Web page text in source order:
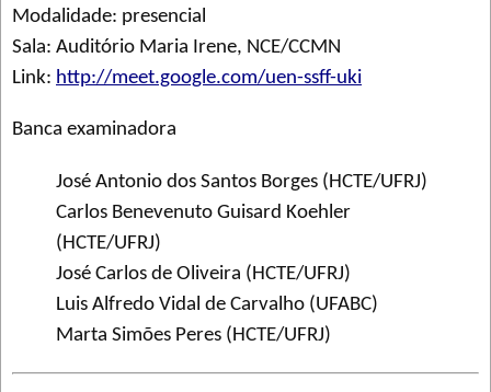
Modalidade: presencial
Sala: Auditório Maria Irene, NCE/CCMN
Link: http://meet.google.com/uen-ssff-uki
Banca examinadora
José Antonio dos Santos Borges (HCTE/UFRJ)
Carlos Benevenuto Guisard Koehler
(HCTE/UFRJ)
José Carlos de Oliveira (HCTE/UFRJ)
Luis Alfredo Vidal de Carvalho (UFABC)
Marta Simões Peres (HCTE/UFRJ)